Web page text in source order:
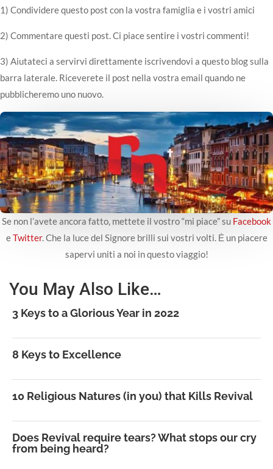
1) Condividere questo post con la vostra famiglia e i vostri amici
2) Commentare questi post. Ci piace sentire i vostri commenti!
3) Aiutateci a servirvi direttamente iscrivendovi a questo blog sulla
barra laterale. Riceverete il post nella vostra email quando ne
pubblicheremo uno nuovo.
Se non l’avete ancora fatto, mettete il vostro “mi piace” su Facebook
eTwitter. Che la luce del Signore brilli sui vostri volti. Ė un piacere
sapervi uniti a noi in questo viaggio!
You May Also Like…
3 Keys to a Glorious Year in 2022
8 Keys to Excellence
10 Religious Natures (in you) that Kills Revival
Does Revival require tears? What stops our cry
from being heard?